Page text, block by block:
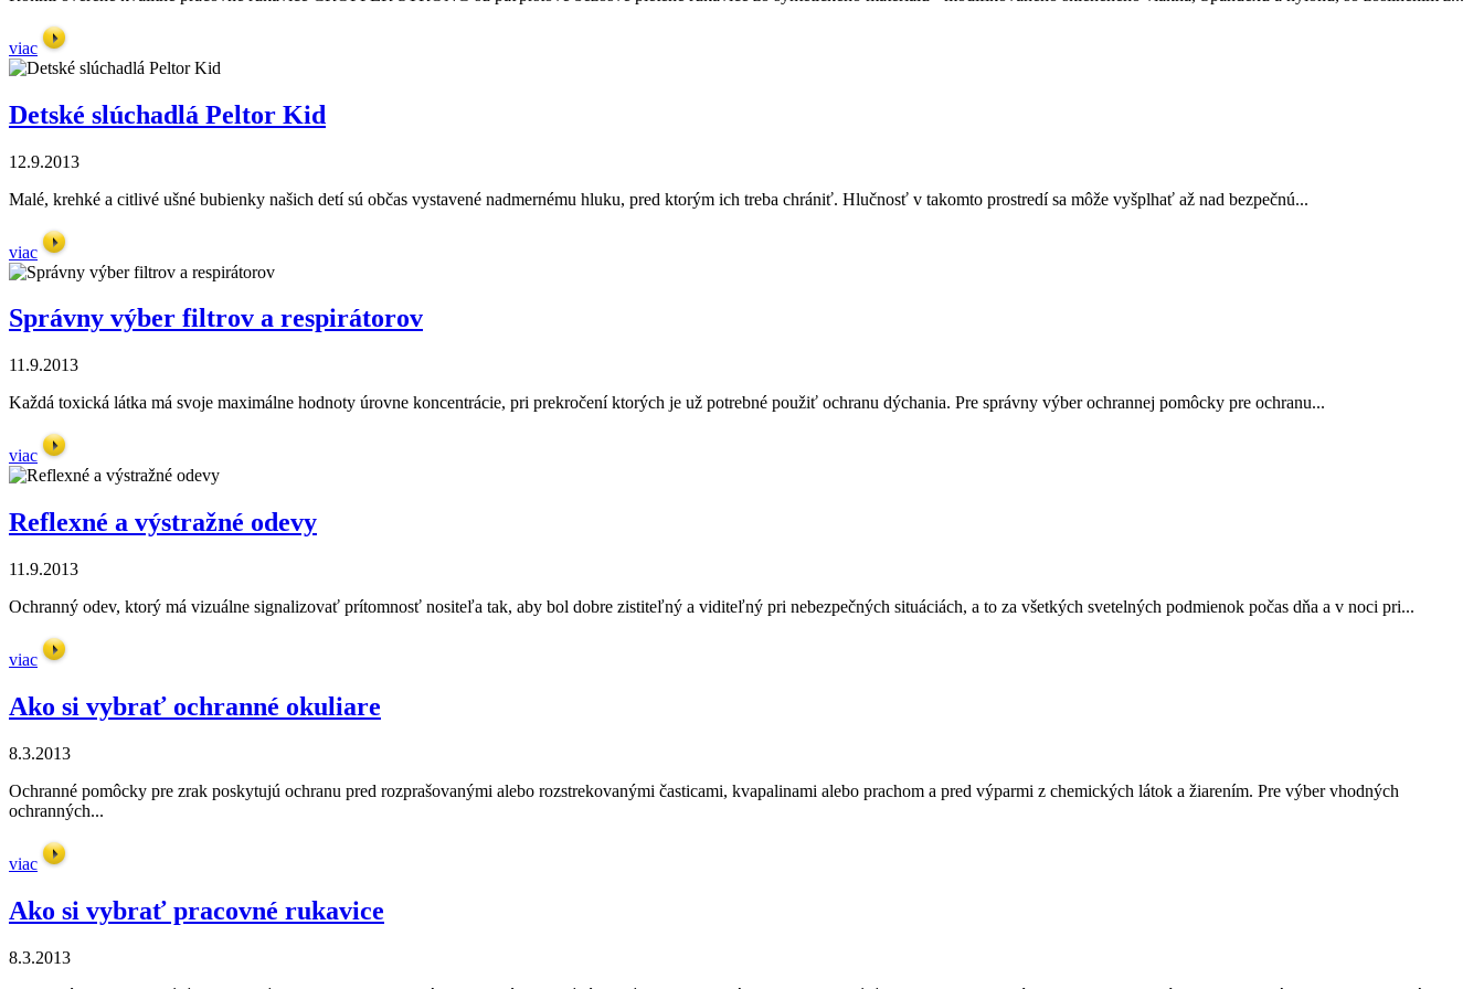
viac
Detské slúchadlá Peltor Kid
12.9.2013
Malé, krehké a citlivé ušné bubienky našich detí sú občas vystavené nadmernému hluku, pred ktorým ich treba chrániť. Hlučnosť v takomto prostredí sa môže vyšplhať až nad bezpečnú...
viac
Správny výber filtrov a respirátorov
11.9.2013
Každá toxická látka má svoje maximálne hodnoty úrovne koncentrácie, pri prekročení ktorých je už potrebné použiť ochranu dýchania. Pre správny výber ochrannej pomôcky pre ochranu...
viac
Reflexné a výstražné odevy
11.9.2013
Ochranný odev, ktorý má vizuálne signalizovať prítomnosť nositeľa tak, aby bol dobre zistiteľný a viditeľný pri nebezpečných situáciách, a to za všetkých svetelných podmienok počas dňa a v noci pri...
viac
Ako si vybrať ochranné okuliare
8.3.2013
Ochranné pomôcky pre zrak poskytujú ochranu pred rozprašovanými alebo rozstrekovanými časticami, kvapalinami alebo prachom a pred výparmi z chemických látok a žiarením. Pre výber vhodných
ochranných...
viac
Ako si vybrať pracovné rukavice
8.3.2013